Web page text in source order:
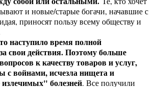
и новые/старые богачи, начавшие с
приносят пользу всему обществу и
наступило время полной
свои действия. Поэтому больше
к качеству товаров и услуг,
с войнами, исчезла нищета и
болезней. Все получили